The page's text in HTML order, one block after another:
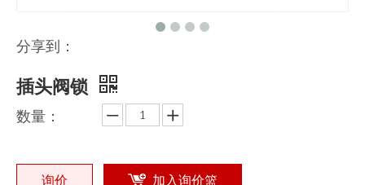
分享到：
插头阀锁
数量：
询价 加入询价篮